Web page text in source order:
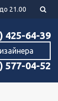
21.00
425-64-39
577-04-52